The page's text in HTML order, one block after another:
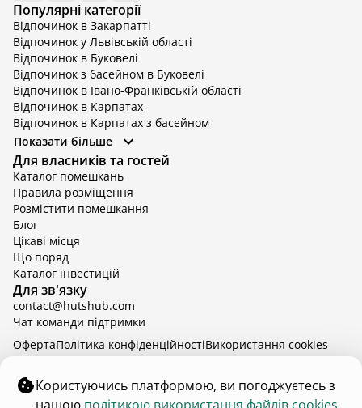
Популярні категорії
Відпочинок в Закарпатті
Відпочинок у Львівській області
Відпочинок в Буковелі
Відпочинок з басейном в Буковелі
Відпочинок в Івано-Франківській області
Відпочинок в Карпатах
Відпочинок в Карпатах з басейном
Відпочинок в Київській області
Відпочинок в Київській області з басейном
Відпочинок в Тернопільській області
Відпочинок у Вінницькій області
Відпочинок в Яремче
Відпочинок у Львівській області з басейном
Відпочинок з басейном в Тернопільській області
Показати більше
Для власників та гостей
Каталог помешкань
Правила розміщення
Розмістити помешкання
Блог
Цікаві місця
Що поряд
Каталог інвестицій
Для зв'язку
contact@hutshub.com
Чат команди підтримки
hutshub | ©2026
ОфертаПолітика конфіденційностіBикористання cookies
Користуючись платформою, ви погоджуєтесь з